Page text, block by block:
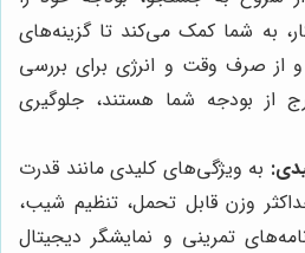
به شما کمک می‌کند تا گزینه‌های
از صرف وقت و انرژی برای بررسی
از بودجه شما هستند، جلوگیری
به ویژگی‌های کلیدی مانند قدرت
وزن قابل تحمل، تنظیم شیب،
تمرینی و نمایشگر دیجیتال